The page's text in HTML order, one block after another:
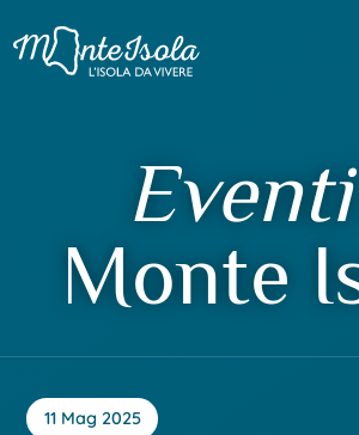
Eventi
Monte
11 Mag 2025